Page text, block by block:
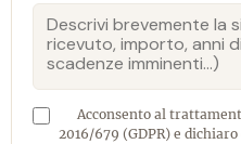
Acconsento al
2016/679 (GDPR) e